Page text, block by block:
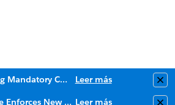
Upcoming Mandatory Changes to Public Key Infrastructure (PKI) Leer más
Salesforce Enforces New Security Requirements in Summer 2026 Leer más